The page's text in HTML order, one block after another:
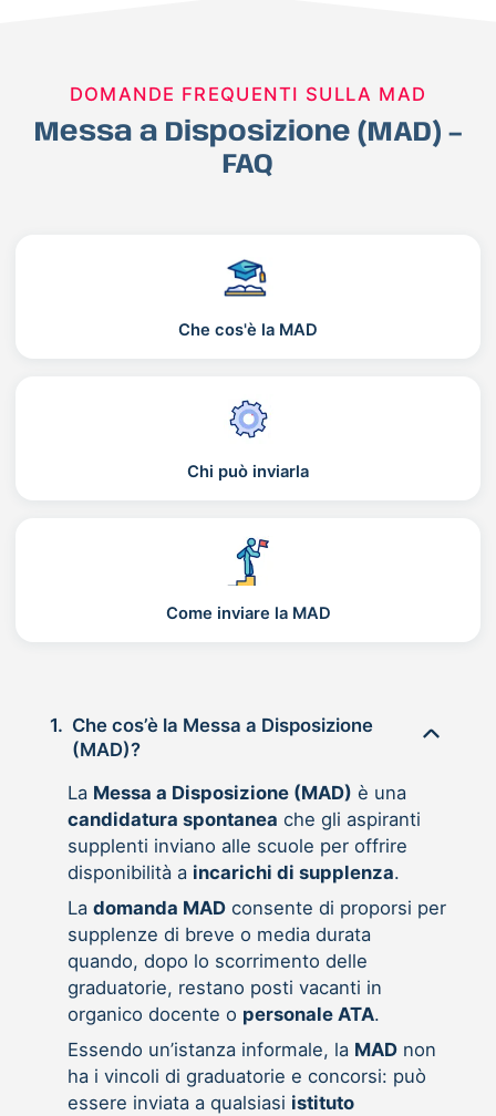
DOMANDE FREQUENTI SULLA MAD
Messa a Disposizione (MAD) –
FAQ
Che cos'è la MAD
Chi può inviarla
Come inviare la MAD
1. Che cos’è la Messa a Disposizione
(MAD)?
La Messa a Disposizione (MAD) è una
candidatura spontanea che gli aspiranti
supplenti inviano alle scuole per offrire
disponibilità a incarichi di supplenza.
La domanda MADconsente di proporsi per
supplenze di breve o media durata
quando, dopo lo scorrimento delle
graduatorie, restano posti vacanti in
organico docente o personale ATA.
Essendo un’istanza informale, la MADnon
ha i vincoli di graduatorie e concorsi: può
essere inviata a qualsiasi istituto